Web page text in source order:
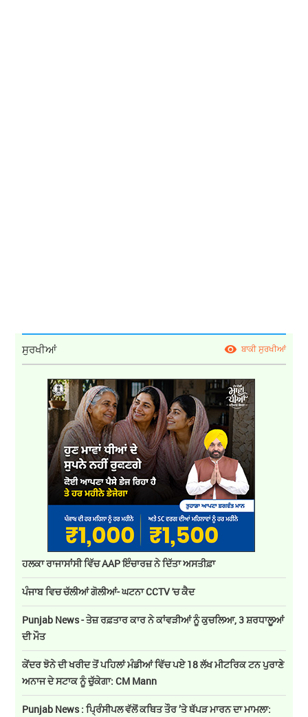
ਸੁਰਖੀਆਂ ਬਾਕੀ ਸੁਰਖੀਆਂ
ਹਲਕਾ ਰਾਜਾਸਾਂਸੀ ਵਿੱਚ AAP ਇੰਚਾਰਜ਼ ਨੇ ਦਿੱਤਾ ਅਸਤੀਫ਼ਾ
ਪੰਜਾਬ ਵਿਚ ਚੱਲੀਆਂ ਗੋਲੀਆਂ- ਘਟਨਾ CCTV 'ਚ ਕੈਦ
Punjab News - ਤੇਜ਼ ਰਫ਼ਤਾਰ ਕਾਰ ਨੇ ਕਾਂਵੜੀਆਂ ਨੂੰ ਕੁਚਲਿਆ, 3 ਸ਼ਰਧਾਲੂਆਂ
ਦੀ ਮੌਤ
ਕੇਂਦਰ ਝੋਨੇ ਦੀ ਖਰੀਦ ਤੋਂ ਪਹਿਲਾਂ ਮੰਡੀਆਂ ਵਿੱਚ ਪਏ 18 ਲੱਖ ਮੀਟਰਿਕ ਟਨ ਪੁਰਾਣੇ
ਅਨਾਜ ਦੇ ਸਟਾਕ ਨੂੰ ਚੁੱਕੇਗਾ: CM Mann
Punjab News : ਪ੍ਰਿੰਸੀਪਲ ਵੱਲੋਂ ਕਥਿਤ ਤੌਰ ’ਤੇ ਥੱਪੜ ਮਾਰਨ ਦਾ ਮਾਮਲਾ: